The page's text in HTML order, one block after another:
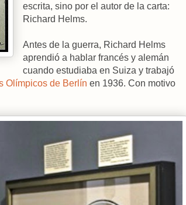
escrita, sino por el autor de la carta:
Richard Helms.
Antes de la guerra, Richard Helms
aprendió a hablar francés y alemán
cuando estudiaba en Suiza y trabajó
Olímpicos de Berlín en 1936. Con motivo